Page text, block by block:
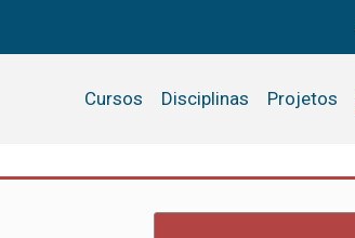
Cursos Disciplinas Projetos